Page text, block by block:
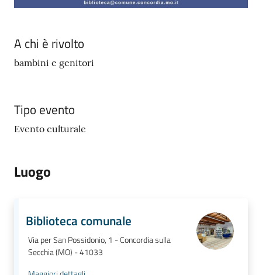
A chi è rivolto
bambini e genitori
Tipo evento
Evento culturale
Luogo
Biblioteca comunale
Via per San Possidonio, 1 - Concordia sulla
Secchia (MO) - 41033